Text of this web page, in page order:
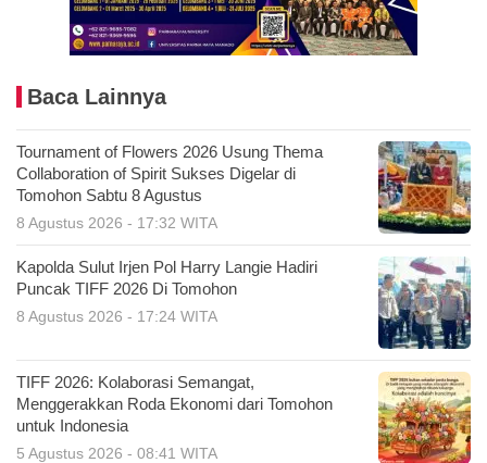
Baca Lainnya
Tournament of Flowers 2026 Usung Thema
Collaboration of Spirit Sukses Digelar di
Tomohon Sabtu 8 Agustus
8 Agustus 2026 - 17:32 WITA
Kapolda Sulut Irjen Pol Harry Langie Hadiri
Puncak TIFF 2026 Di Tomohon
8 Agustus 2026 - 17:24 WITA
TIFF 2026: Kolaborasi Semangat,
Menggerakkan Roda Ekonomi dari Tomohon
untuk Indonesia
5 Agustus 2026 - 08:41 WITA